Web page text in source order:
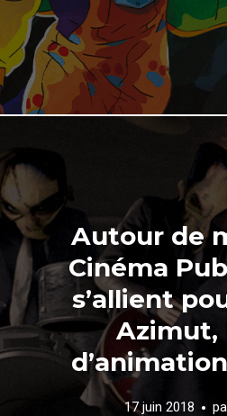
Autour de
Cinéma
s’allient
Azimut,
17 juin 2018